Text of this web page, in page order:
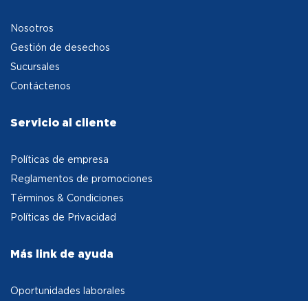
Nosotros
Gestión de desechos
Sucursales
Contáctenos
Servicio al cliente
Políticas de empresa
Reglamentos de promociones
Términos & Condiciones
Políticas de Privacidad
Más link de ayuda
Oportunidades laborales